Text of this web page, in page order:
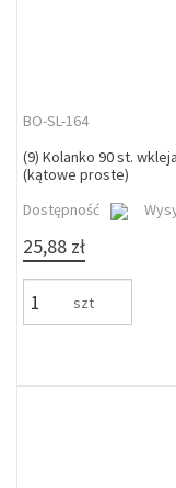
BO-SL-164
(9) Kolanko 90 st.
(kątowe proste)
Dostępność
25,88 zł
szt